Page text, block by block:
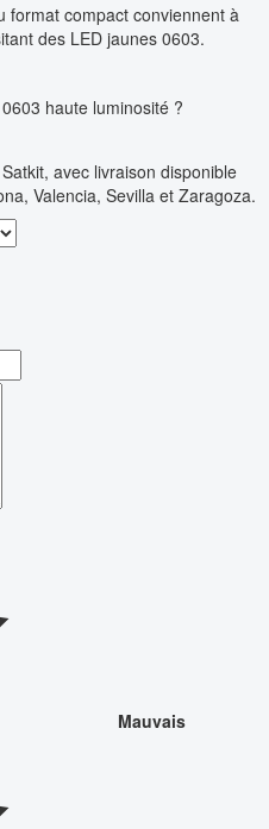
format compact conviennent à
des LED jaunes 0603.
haute luminosité ?
avec livraison disponible
Valencia, Sevilla et Zaragoza.
Mauvais